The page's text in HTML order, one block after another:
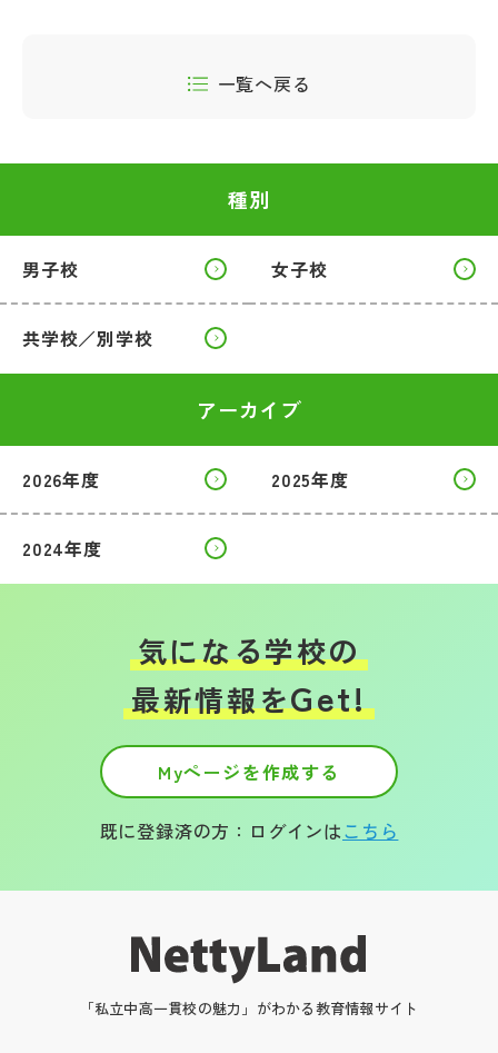
一覧へ戻る
種別
男子校 女子校
共学校／別学校
アーカイブ
2026年度 2025年度
2024年度
気になる学校の
最新情報をGet!
Myページを作成する
既に登録済の方：ログインはこちら
「私立中高一貫校の魅力」がわかる教育情報サイト